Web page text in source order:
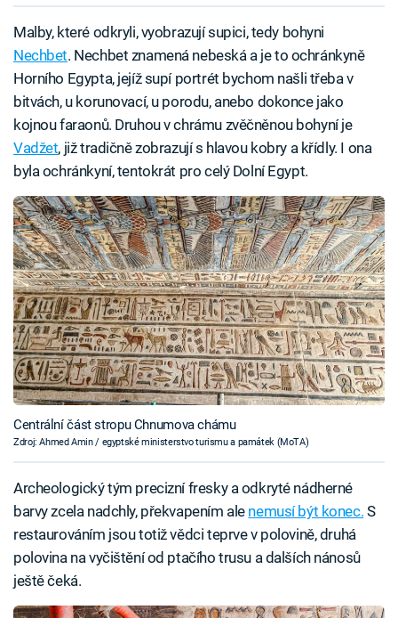
Malby, které odkryli, vyobrazují supici, tedy bohyni
Nechbet. Nechbet znamená nebeská a je to ochránkyně
Horního Egypta, jejíž supí portrét bychom našli třeba v
bitvách, u korunovací, u porodu, anebo dokonce jako
kojnou faraonů. Druhou v chrámu zvěčněnou bohyní je
Vadžet, již tradičně zobrazují s hlavou kobry a křídly. I ona
byla ochránkyní, tentokrát pro celý Dolní Egypt.
Centrální část stropu Chnumova chámu
Zdroj: Ahmed Amin / egyptské ministerstvo turismu a památek (MoTA)
Archeologický tým precizní fresky a odkryté nádherné
barvy zcela nadchly, překvapením ale nemusí být konec. S
restaurováním jsou totiž vědci teprve v polovině, druhá
polovina na vyčištění od ptačího trusu a dalších nánosů
ještě čeká.